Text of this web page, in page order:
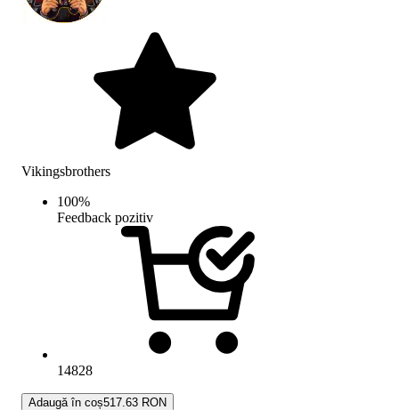
Vikingsbrothers
100%
Feedback pozitiv
14828
Adaugă în coș517.63 RON